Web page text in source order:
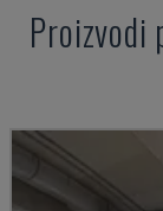
Proizvodi